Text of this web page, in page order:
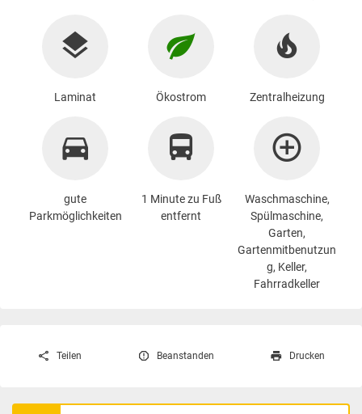
Laminat Ökostrom Zentralheizung
gute
Parkmöglichkeiten
1 Minute zu Fuß
entfernt
Waschmaschine,
Spülmaschine,
Garten,
Gartenmitbenutzun
g, Keller,
Fahrradkeller
Teilen Beanstanden Drucken